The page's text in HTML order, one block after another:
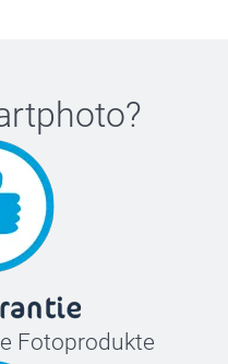
?
Fotoprodukte